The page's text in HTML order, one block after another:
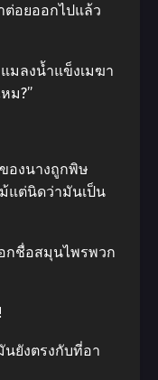
ต่อยออกไปแล้ว
มลงน้ำแข็งเมฆา
ม?”
องนางถูกพิษ
แต่นิดว่ามันเป็น
กชื่อสมุนไพรพวก
ยังตรงกับที่อา